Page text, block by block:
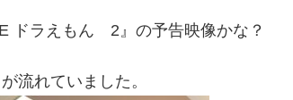
ドラえもん 2』の予告映像かな？
が流れていました。